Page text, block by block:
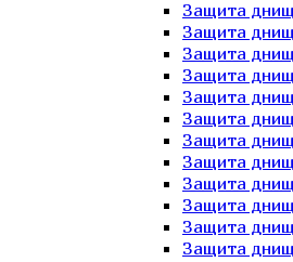
Защита
Защита
Защита
Защита
Защита
Защита
Защита
Защита
Защита
Защита
Защита
Защита